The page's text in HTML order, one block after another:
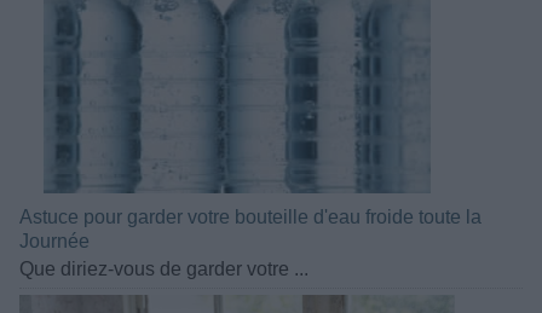
Astuce pour garder votre bouteille d'eau froide toute la
Journée
Que diriez-vous de garder votre ...